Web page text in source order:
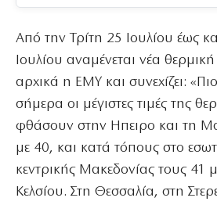
Από την Τρίτη 25 Ιουλίου έως
Ιουλίου αναμένεται νέα
αρχικά η ΕΜΥ και συνεχίζει:
σήμερα οι μέγιστες τιμές της
φθάσουν στην Ηπειρο και τη
με 40, και κατά τόπους στο
κεντρικής Μακεδονίας τους 41
Κελσίου. Στη Θεσσαλία, στη